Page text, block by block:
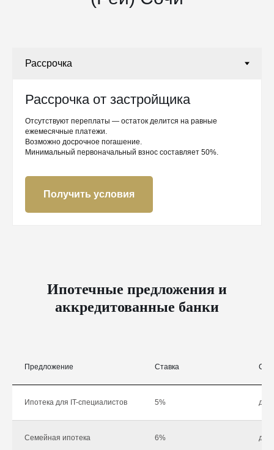
Рассрочка от застройщика
Отсутствуют переплаты — остаток делится на равные
ежемесячные платежи.
Возможно досрочное погашение.
Минимальный первоначальный взнос составляет 50%.
Получить условия
Ипотечные предложения и
аккредитованные банки
Предложение Ставка
Ипотека для IT-специалистов 5% до
Семейная ипотека 6% до